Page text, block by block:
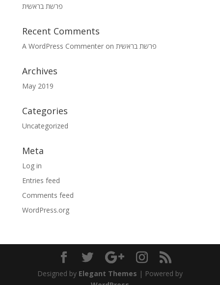
פרשת בראשית
Recent Comments
A WordPress Commenteron פרשת בראשית
Archives
May 2019
Categories
Uncategorized
Meta
Log in
Entries feed
Comments feed
WordPress.org
Designed by Elegant Themes | Powered by